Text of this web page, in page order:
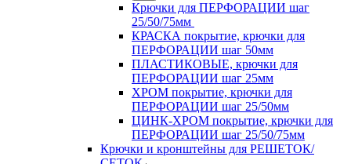
Крючки для ПЕРФОРАЦИИ шаг
25/50/75мм
КРАСКА покрытие, крючки для
ПЕРФОРАЦИИ шаг 50мм
ПЛАСТИКОВЫЕ, крючки для
ПЕРФОРАЦИИ шаг 25мм
ХРОМ покрытие, крючки для
ПЕРФОРАЦИИ шаг 25/50мм
ЦИНК-ХРОМ покрытие, крючки для
ПЕРФОРАЦИИ шаг 25/50/75мм
Крючки и кронштейны для РЕШЕТОК/